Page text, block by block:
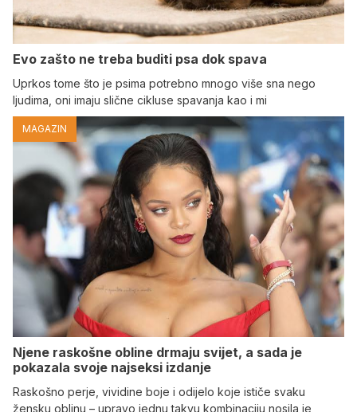
Evo zašto ne treba buditi psa dok spava
Uprkos tome što je psima potrebno mnogo više sna nego
ljudima, oni imaju slične cikluse spavanja kao i mi
MAGAZIN
Njene raskošne obline drmaju svijet, a sada je
pokazala svoje najseksi izdanje
Raskošno perje, vividine boje i odijelo koje ističe svaku
žensku oblinu – upravo jednu takvu kombinaciju nosila je